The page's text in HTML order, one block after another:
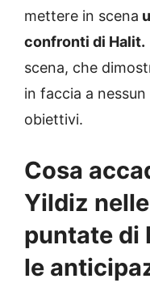
mettere in scena
confronti di Halit.
scena, che
in faccia a
obiettivi.
Cosa
Yildiz
puntate di
le